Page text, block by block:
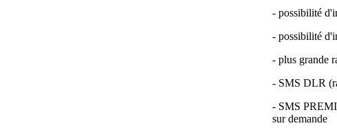
- possibilité
- possibilité
- plus grande
- SMS DLR
- SMS
sur demande